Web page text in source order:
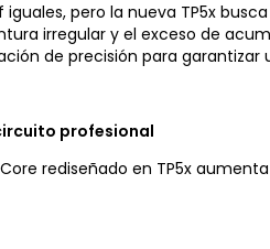
iguales, pero la nueva TP5x
irregular y el exceso de
de precisión para
profesional
rediseñado en TP5x